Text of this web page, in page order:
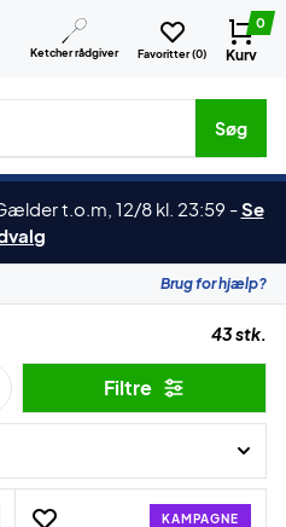
Ketcher rådgiver Favoritter (0)
0
Kurv
mærker etc.
Søg
t.o.m, 12/8 kl. 23:59 -Se
Brug for hjælp?
43 stk.
Filtre
KAMPAGNE